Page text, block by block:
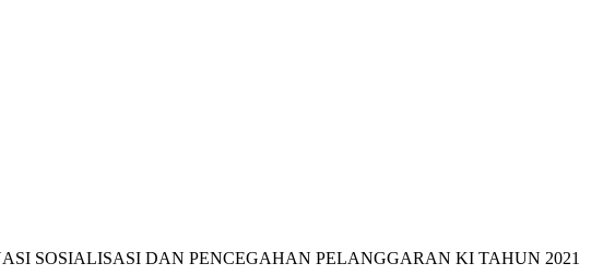
SOSIALISASI DAN PENCEGAHAN PELANGGARAN KI TAHUN 2021